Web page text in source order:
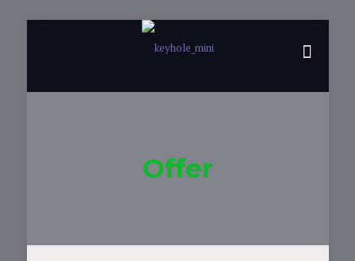
Offer